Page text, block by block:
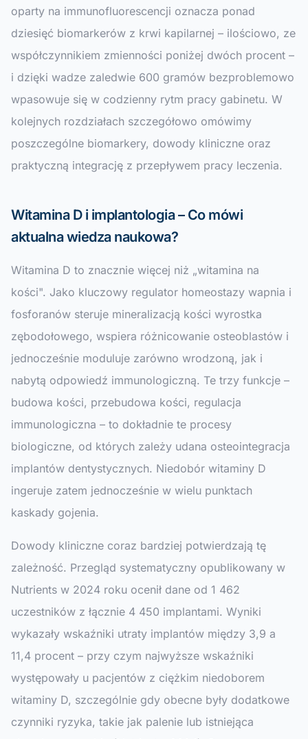
oparty na immunofluorescencji oznacza ponad
dziesięć biomarkerów z krwi kapilarnej – ilościowo, ze
współczynnikiem zmienności poniżej dwóch procent –
i dzięki wadze zaledwie 600 gramów bezproblemowo
wpasowuje się w codzienny rytm pracy gabinetu. W
kolejnych rozdziałach szczegółowo omówimy
poszczególne biomarkery, dowody kliniczne oraz
praktyczną integrację z przepływem pracy leczenia.
Witamina D i implantologia – Co mówi
aktualna wiedza naukowa?
Witamina D to znacznie więcej niż „witamina na
kości". Jako kluczowy regulator homeostazy wapnia i
fosforanów steruje mineralizacją kości wyrostka
zębodołowego, wspiera różnicowanie osteoblastów i
jednocześnie moduluje zarówno wrodzoną, jak i
nabytą odpowiedź immunologiczną. Te trzy funkcje –
budowa kości, przebudowa kości, regulacja
immunologiczna – to dokładnie te procesy
biologiczne, od których zależy udana osteointegracja
implantów dentystycznych. Niedobór witaminy D
ingeruje zatem jednocześnie w wielu punktach
kaskady gojenia.
Dowody kliniczne coraz bardziej potwierdzają tę
zależność. Przegląd systematyczny opublikowany w
Nutrients w 2024 roku ocenił dane od 1 462
uczestników z łącznie 4 450 implantami. Wyniki
wykazały wskaźniki utraty implantów między 3,9 a
11,4 procent – przy czym najwyższe wskaźniki
występowały u pacjentów z ciężkim niedoborem
witaminy D, szczególnie gdy obecne były dodatkowe
czynniki ryzyka, takie jak palenie lub istniejąca